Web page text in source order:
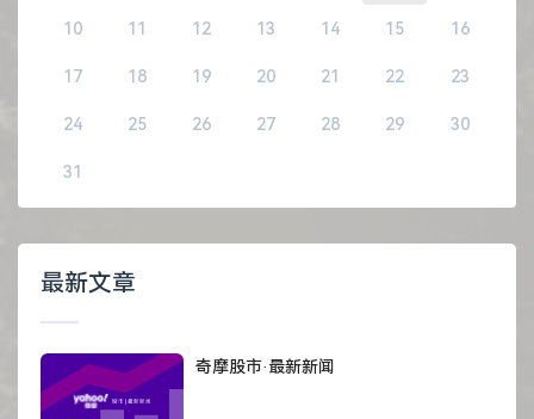
10 11 12 13 14 15 16
17 18 19 20 21 22 23
24 25 26 27 28 29 30
31
最新文章
奇摩股市·最新新闻